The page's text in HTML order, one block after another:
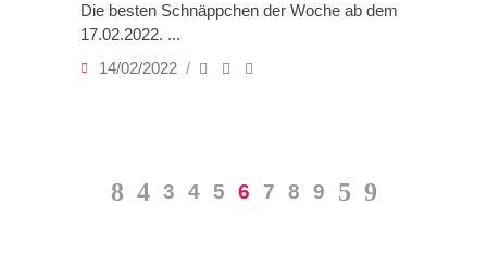
Die besten Schnäppchen der Woche ab dem
17.02.2022.
14/02/2022
3 4 5 6 7 8 9